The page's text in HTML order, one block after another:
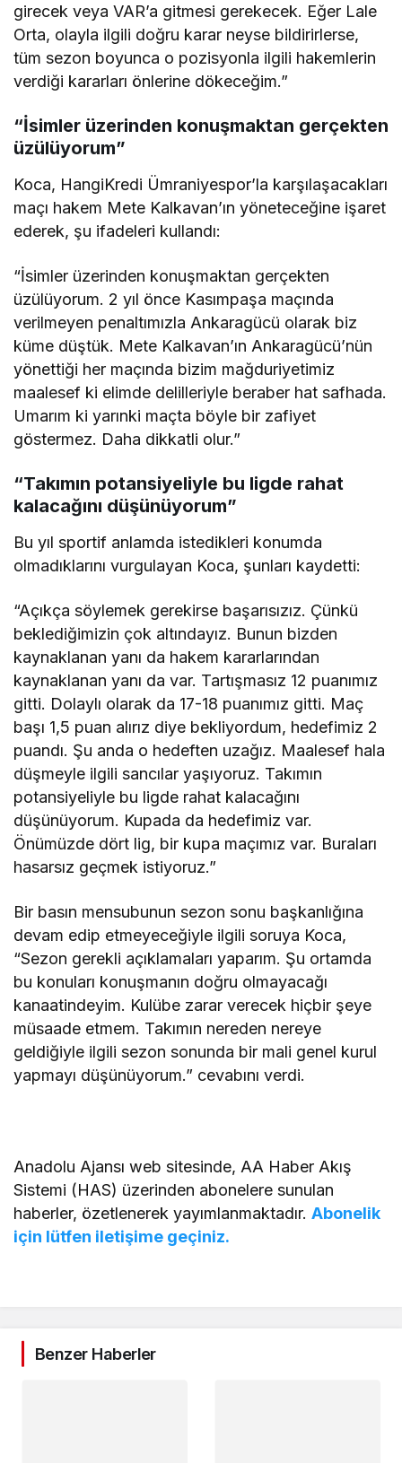
girecek veya VAR’a gitmesi gerekecek. Eğer Lale
Orta, olayla ilgili doğru karar neyse bildirirlerse,
tüm sezon boyunca o pozisyonla ilgili hakemlerin
verdiği kararları önlerine dökeceğim.”
“İsimler üzerinden konuşmaktan gerçekten
üzülüyorum”
Koca, HangiKredi Ümraniyespor’la karşılaşacakları
maçı hakem Mete Kalkavan’ın yöneteceğine işaret
ederek, şu ifadeleri kullandı:
“İsimler üzerinden konuşmaktan gerçekten
üzülüyorum. 2 yıl önce Kasımpaşa maçında
verilmeyen penaltımızla Ankaragücü olarak biz
küme düştük. Mete Kalkavan’ın Ankaragücü’nün
yönettiği her maçında bizim mağduriyetimiz
maalesef ki elimde delilleriyle beraber hat safhada.
Umarım ki yarınki maçta böyle bir zafiyet
göstermez. Daha dikkatli olur.”
“Takımın potansiyeliyle bu ligde rahat
kalacağını düşünüyorum”
Bu yıl sportif anlamda istedikleri konumda
olmadıklarını vurgulayan Koca, şunları kaydetti:
“Açıkça söylemek gerekirse başarısızız. Çünkü
beklediğimizin çok altındayız. Bunun bizden
kaynaklanan yanı da hakem kararlarından
kaynaklanan yanı da var. Tartışmasız 12 puanımız
gitti. Dolaylı olarak da 17-18 puanımız gitti. Maç
başı 1,5 puan alırız diye bekliyordum, hedefimiz 2
puandı. Şu anda o hedeften uzağız. Maalesef hala
düşmeyle ilgili sancılar yaşıyoruz. Takımın
potansiyeliyle bu ligde rahat kalacağını
düşünüyorum. Kupada da hedefimiz var.
Önümüzde dört lig, bir kupa maçımız var. Buraları
hasarsız geçmek istiyoruz.”
Bir basın mensubunun sezon sonu başkanlığına
devam edip etmeyeceğiyle ilgili soruya Koca,
“Sezon gerekli açıklamaları yaparım. Şu ortamda
bu konuları konuşmanın doğru olmayacağı
kanaatindeyim. Kulübe zarar verecek hiçbir şeye
müsaade etmem. Takımın nereden nereye
geldiğiyle ilgili sezon sonunda bir mali genel kurul
yapmayı düşünüyorum.” cevabını verdi.
Anadolu Ajansı web sitesinde, AA Haber Akış
Sistemi (HAS) üzerinden abonelere sunulan
haberler, özetlenerek yayımlanmaktadır.Abonelik
için lütfen iletişime geçiniz.
Benzer Haberler